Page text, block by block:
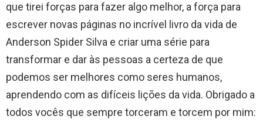
que tirei forças para fazer algo melhor, a força para
escrever novas páginas no incrível livro da vida de
Anderson Spider Silva e criar uma série para
transformar e dar às pessoas a certeza de que
podemos ser melhores como seres humanos,
aprendendo com as difíceis lições da vida. Obrigado a
todos vocês que sempre torceram e torcem por mim: